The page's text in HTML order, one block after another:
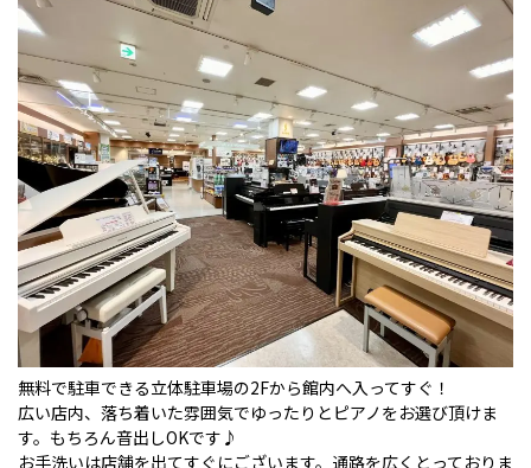
無料で駐車できる立体駐車場の2Fから館内へ入ってすぐ！
広い店内、落ち着いた雰囲気でゆったりとピアノをお選び頂けま
す。もちろん音出しOKです♪
お手洗いは店舗を出てすぐにございます。通路を広くとっておりま